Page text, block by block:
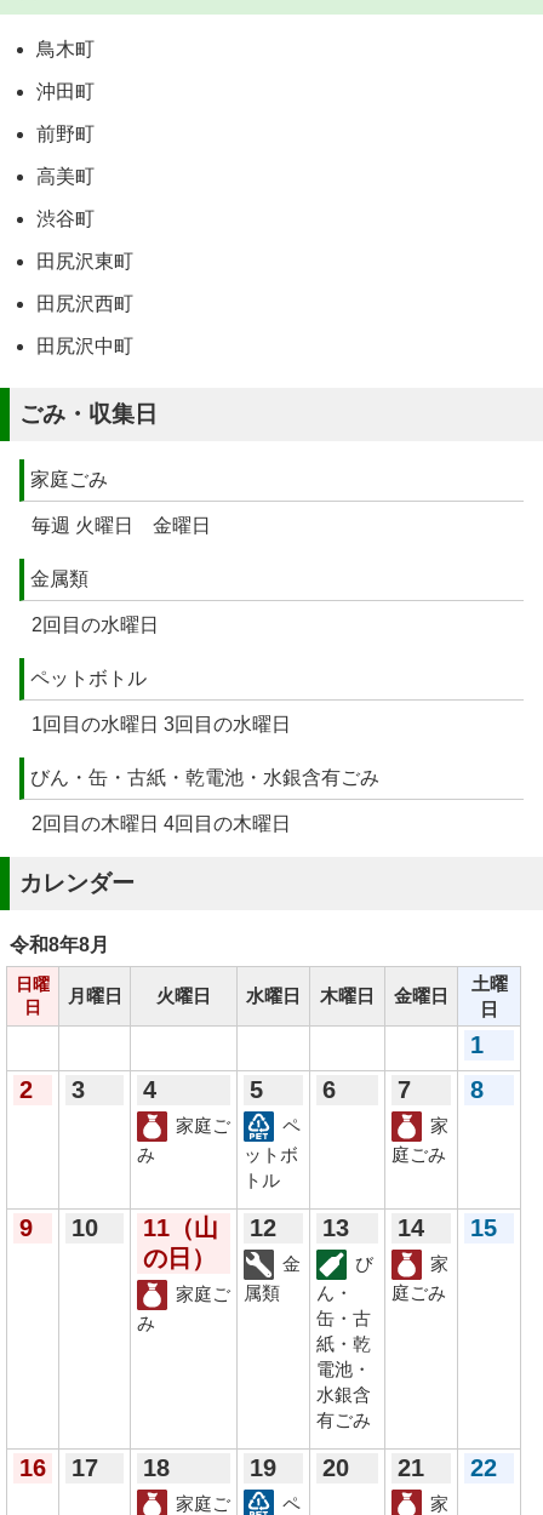
鳥木町
沖田町
前野町
高美町
渋谷町
田尻沢東町
田尻沢西町
田尻沢中町
ごみ・収集日
家庭ごみ
毎週 火曜日 金曜日
金属類
2回目の水曜日
ペットボトル
1回目の水曜日 3回目の水曜日
びん・缶・古紙・乾電池・水銀含有ごみ
2回目の木曜日 4回目の木曜日
カレンダー
令和8年8月
日曜
日
月曜日 火曜日 水曜日 木曜日 金曜日
土曜
日
1
2
3 4
家庭ご
み
5
ペ
ットボ
トル
6 7
家
庭ごみ
8
9 10 11 （山
の日）
家庭ご
み
12
金
属類
13
び
ん・
缶・古
紙・乾
電池・
水銀含
有ごみ
14
家
庭ごみ
15
16 17 18
家庭ご
19
ペ
20 21
家
22